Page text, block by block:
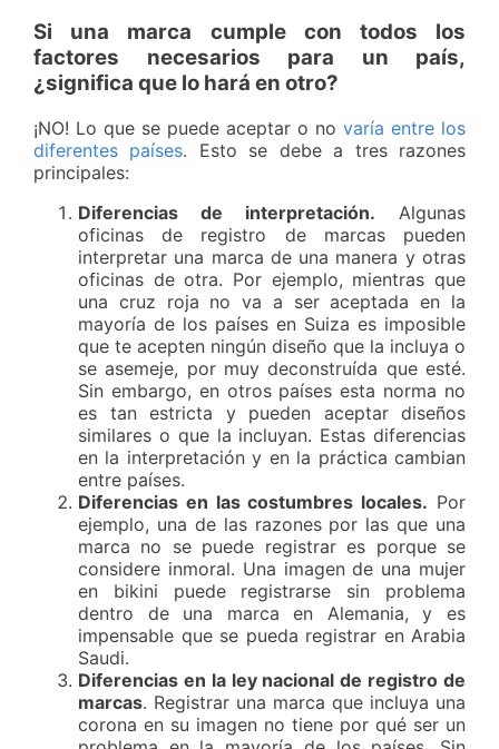
Si una marca cumple con todos los
factores necesarios para un país,
¿significa que lo hará en otro?
¡NO! Lo que se puede aceptar o no varía entre los
diferentes países. Esto se debe a tres razones
principales:
Diferencias de interpretación. Algunas
oficinas de registro de marcas pueden
interpretar una marca de una manera y otras
oficinas de otra. Por ejemplo, mientras que
una cruz roja no va a ser aceptada en la
mayoría de los países en Suiza es imposible
que te acepten ningún diseño que la incluya o
se asemeje, por muy deconstruída que esté.
Sin embargo, en otros países esta norma no
es tan estricta y pueden aceptar diseños
similares o que la incluyan. Estas diferencias
en la interpretación y en la práctica cambian
entre países.
Diferencias en las costumbres locales. Por
ejemplo, una de las razones por las que una
marca no se puede registrar es porque se
considere inmoral. Una imagen de una mujer
en bikini puede registrarse sin problema
dentro de una marca en Alemania, y es
impensable que se pueda registrar en Arabia
Saudi.
Diferencias en la ley nacional de registro de
marcas. Registrar una marca que incluya una
corona en su imagen no tiene por qué ser un